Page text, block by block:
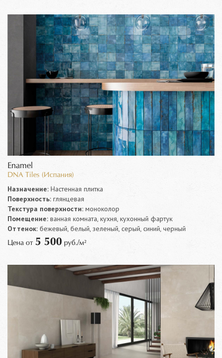
Enamel
DNA Tiles (Испания)
Назначение: Настенная плитка
Поверхность: глянцевая
Текстура поверхности: моноколор
Помещение: ванная комната, кухня, кухонный фартук
Оттенок: бежевый, белый, зеленый, серый, синий, черный
Цена от 5 500 руб./м²